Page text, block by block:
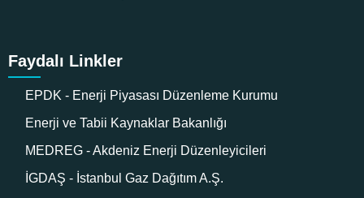
Faydalı Linkler
EPDK - Enerji Piyasası Düzenleme Kurumu
Enerji ve Tabii Kaynaklar Bakanlığı
MEDREG - Akdeniz Enerji Düzenleyicileri
İGDAŞ - İstanbul Gaz Dağıtım A.Ş.